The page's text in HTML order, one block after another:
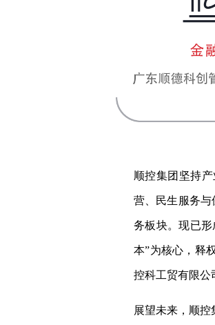
顺控集团坚持
营、民生服务与
务板块。现已
本”为核心，释
控科工贸有限公
展望未来，顺